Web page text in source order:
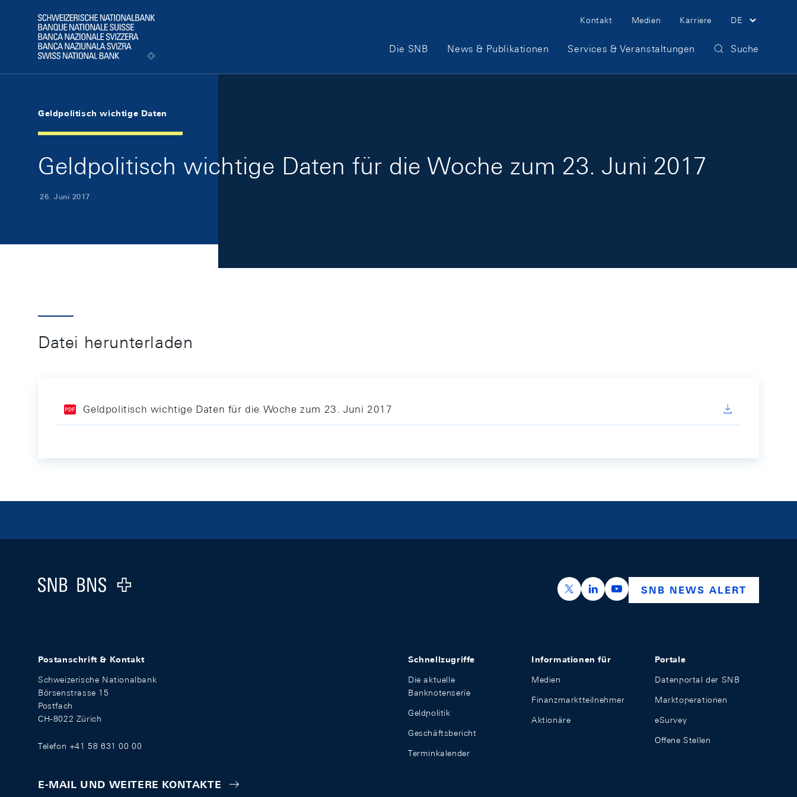
Logo
Meta Navigation
Kontakt Medien Karriere DE
Hauptnavigation
Die SNB News & Publikationen Services & Veranstaltungen Suche
Geldpolitisch wichtige Daten
Geldpolitisch wichtige Daten für die Woche zum 23. Juni 2017
26. Juni 2017
Datei herunterladen
Geldpolitisch wichtige Daten für die Woche zum 23. Juni 2017
Logo
https://x.com/snb_bns
https://ch.linkedin.com/company/swiss-
https://www.youtube.com/
SNB NEWS ALERT
Postanschrift & Kontakt
Schweizerische Nationalbank
Börsenstrasse 15
Postfach
CH-8022 Zürich
Telefon +41 58 631 00 00
E-MAIL UND WEITERE KONTAKTE
Schnellzugriffe
Die aktuelle
Banknotenserie
Geldpolitik
Geschäftsbericht
Terminkalender
Informationen für
Medien
Finanzmarktteilnehmer
Aktionäre
Portale
Datenportal der SNB
Marktoperationen
eSurvey
Offene Stellen